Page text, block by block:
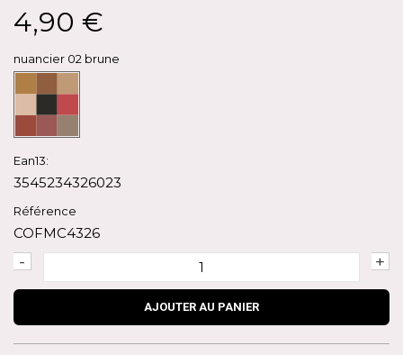
4,90 €
nuancier 02 brune
Ean13:
3545234326023
Référence
COFMC4326
- +
AJOUTER AU PANIER